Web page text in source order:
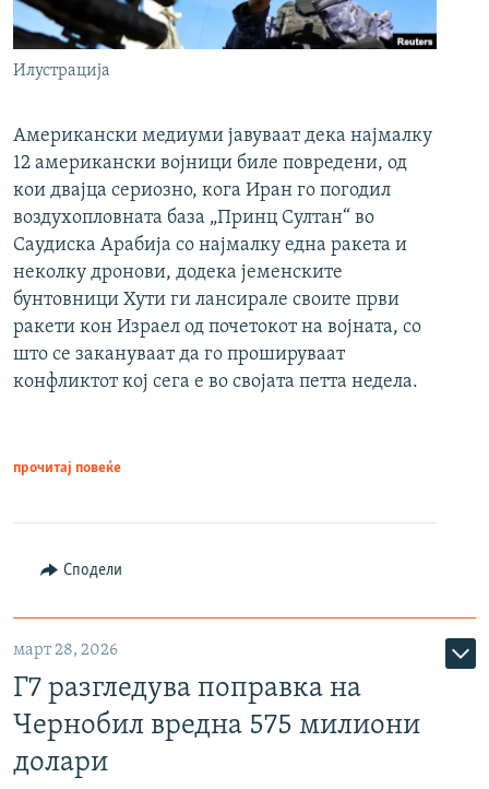
Илустрација
Американски медиуми јавуваат дека најмалку
12 американски војници биле повредени, од
кои двајца сериозно, кога Иран го погодил
воздухопловната база „Принц Султан“ во
Саудиска Арабија со најмалку една ракета и
неколку дронови, додека јеменските
бунтовници Хути ги лансирале своите први
ракети кон Израел од почетокот на војната, со
што се закануваат да го прошируваат
конфликтот кој сега е во својата петта недела.
прочитај повеќе
Сподели
март 28, 2026
Г7 разгледува поправка на
Чернобил вредна 575 милиони
долари